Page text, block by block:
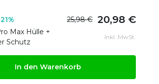
25,98 € 20,98 €
Max Hülle +
Schutz
Inkl. MwSt.
In den Warenkorb